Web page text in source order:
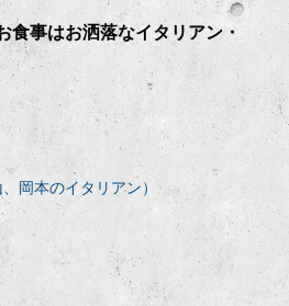
食事はお洒落なイタリアン・
岡本のイタリアン）